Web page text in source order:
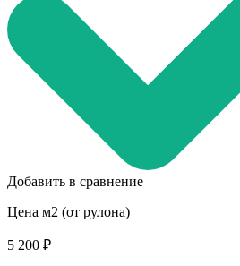
Добавить в сравнение
Цена м2 (от рулона)
5 200 ₽